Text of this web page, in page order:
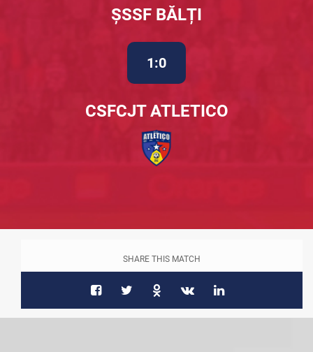
ȘSSF BĂLȚI
1:0
CSFCJT ATLETICO
SHARE THIS MATCH